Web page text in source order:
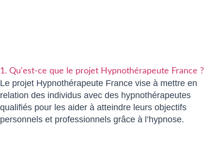
1. Qu'est-ce que le projet Hypnothérapeute France ?
Le projet Hypnothérapeute France vise à mettre en
relation des individus avec des hypnothérapeutes
qualifiés pour les aider à atteindre leurs objectifs
personnels et professionnels grâce à l’hypnose.